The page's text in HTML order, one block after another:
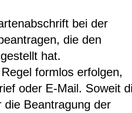
bei der
die den
hat.
formlos erfolgen,
oder E-Mail. Soweit
die Beantragung der